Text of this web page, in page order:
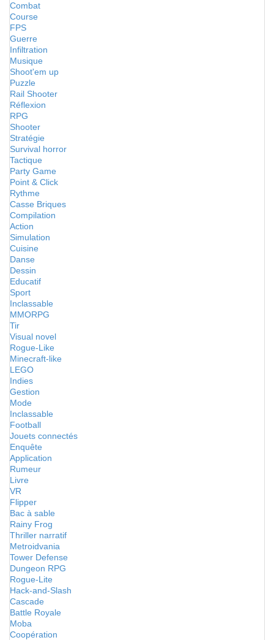
Combat
Course
FPS
Guerre
Infiltration
Musique
Shoot'em up
Puzzle
Rail Shooter
Réflexion
RPG
Shooter
Stratégie
Survival horror
Tactique
Party Game
Point & Click
Rythme
Casse Briques
Compilation
Action
Simulation
Cuisine
Danse
Dessin
Educatif
Sport
Inclassable
MMORPG
Tir
Visual novel
Rogue-Like
Minecraft-like
LEGO
Indies
Gestion
Mode
Inclassable
Football
Jouets connectés
Enquête
Application
Rumeur
Livre
VR
Flipper
Bac à sable
Rainy Frog
Thriller narratif
Metroidvania
Tower Defense
Dungeon RPG
Rogue-Lite
Hack-and-Slash
Cascade
Battle Royale
Moba
Coopération